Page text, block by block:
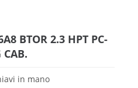
BTOR 2.3 HPT PC-
CAB.
in mano